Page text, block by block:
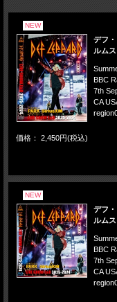
NEW
デフ
ルム
BBC
7th
CA
価格： 2,450円(税込)
NEW
デフ
ルム
BBC
7th
CA